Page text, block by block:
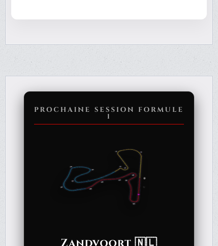
PROCHAINE SESSION FORMULE
1